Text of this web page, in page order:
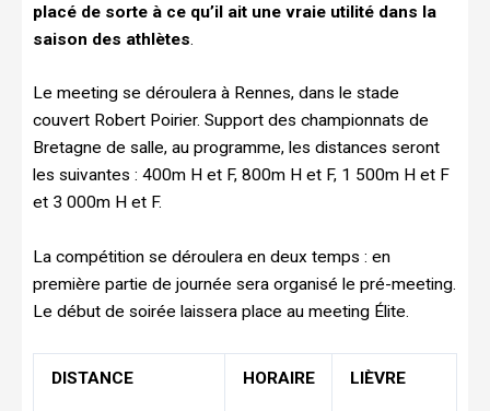
placé de sorte à ce qu’il ait une vraie utilité dans la
saison des athlètes
Le meeting se déroulera à Rennes, dans le stade
couvert Robert Poirier. Support des championnats de
Bretagne de salle, au programme, les distances seront
les suivantes : 400m H et F, 800m H et F, 1 500m H et F
et 3 000m H et F.
La compétition se déroulera en deux temps : en
première partie de journée sera organisé le pré-meeting.
Le début de soirée laissera place au meeting Élite.
DISTANCE HORAIRE LIÈVRE